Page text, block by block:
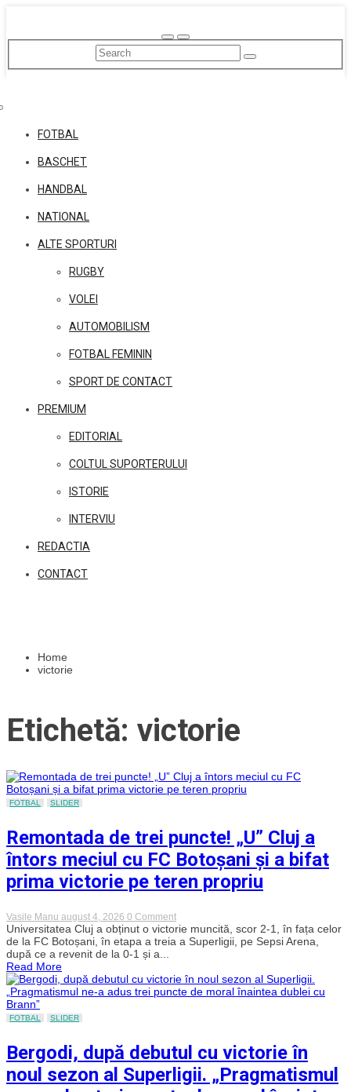
content
FOTBAL
BASCHET
HANDBAL
NATIONAL
ALTE SPORTURI
RUGBY
VOLEI
AUTOMOBILISM
FOTBAL FEMININ
SPORT DE CONTACT
PREMIUM
EDITORIAL
COLTUL SUPORTERULUI
ISTORIE
INTERVIU
REDACTIA
CONTACT
Home
victorie
Etichetă: victorie
FOTBAL SLIDER
Remontada de trei puncte! „U” Cluj a
întors meciul cu FC Botoșani și a bifat
prima victorie pe teren propriu
Vasile Manu august 4, 2026 0 Commenton
Remontada
de
trei
Cluj
a
Botoșani
și
a
bifat
Universitatea Cluj a obținut o victorie muncită, scor 2-1, în fața celor
de la FC Botoșani, în etapa a treia a Superligii, pe Sepsi Arena,
după ce a revenit de la 0-1 și a...
Read More
FOTBAL SLIDER
Bergodi, după debutul cu victorie în
noul sezon al Superligii. „Pragmatismul